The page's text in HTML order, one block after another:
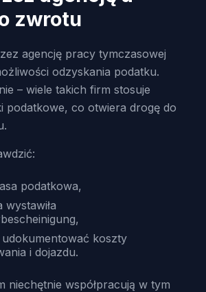
zwrotu
agencję pracy tymczasowej
odzyskania podatku.
– wiele takich firm stosuje
podatkowe, co otwiera drogę do
podatkowa,
wystawiła
koszty
i dojazdu.
niechętnie współpracują w tym